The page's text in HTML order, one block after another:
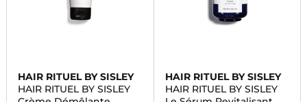
HAIR RITUEL BY SISLEY
HAIR RITUEL BY SISLEY
HAIR RITUEL BY SISLEY
HAIR RITUEL BY SISLEY